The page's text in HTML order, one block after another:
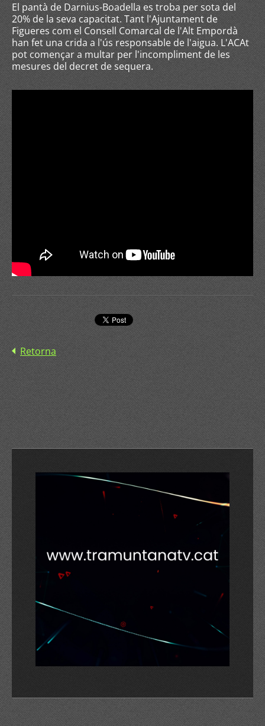
El pantà de Darnius-Boadella es troba per sota del
20% de la seva capacitat. Tant l'Ajuntament de
Figueres com el Consell Comarcal de l'Alt Empordà
han fet una crida a l'ús responsable de l'aigua. L'ACAt
pot començar a multar per l'incompliment de les
mesures del decret de sequera.
Retorna